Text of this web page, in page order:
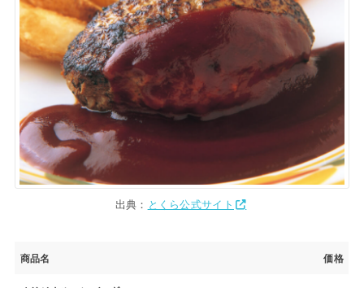
出典： とくら公式サイト
商品名 価格